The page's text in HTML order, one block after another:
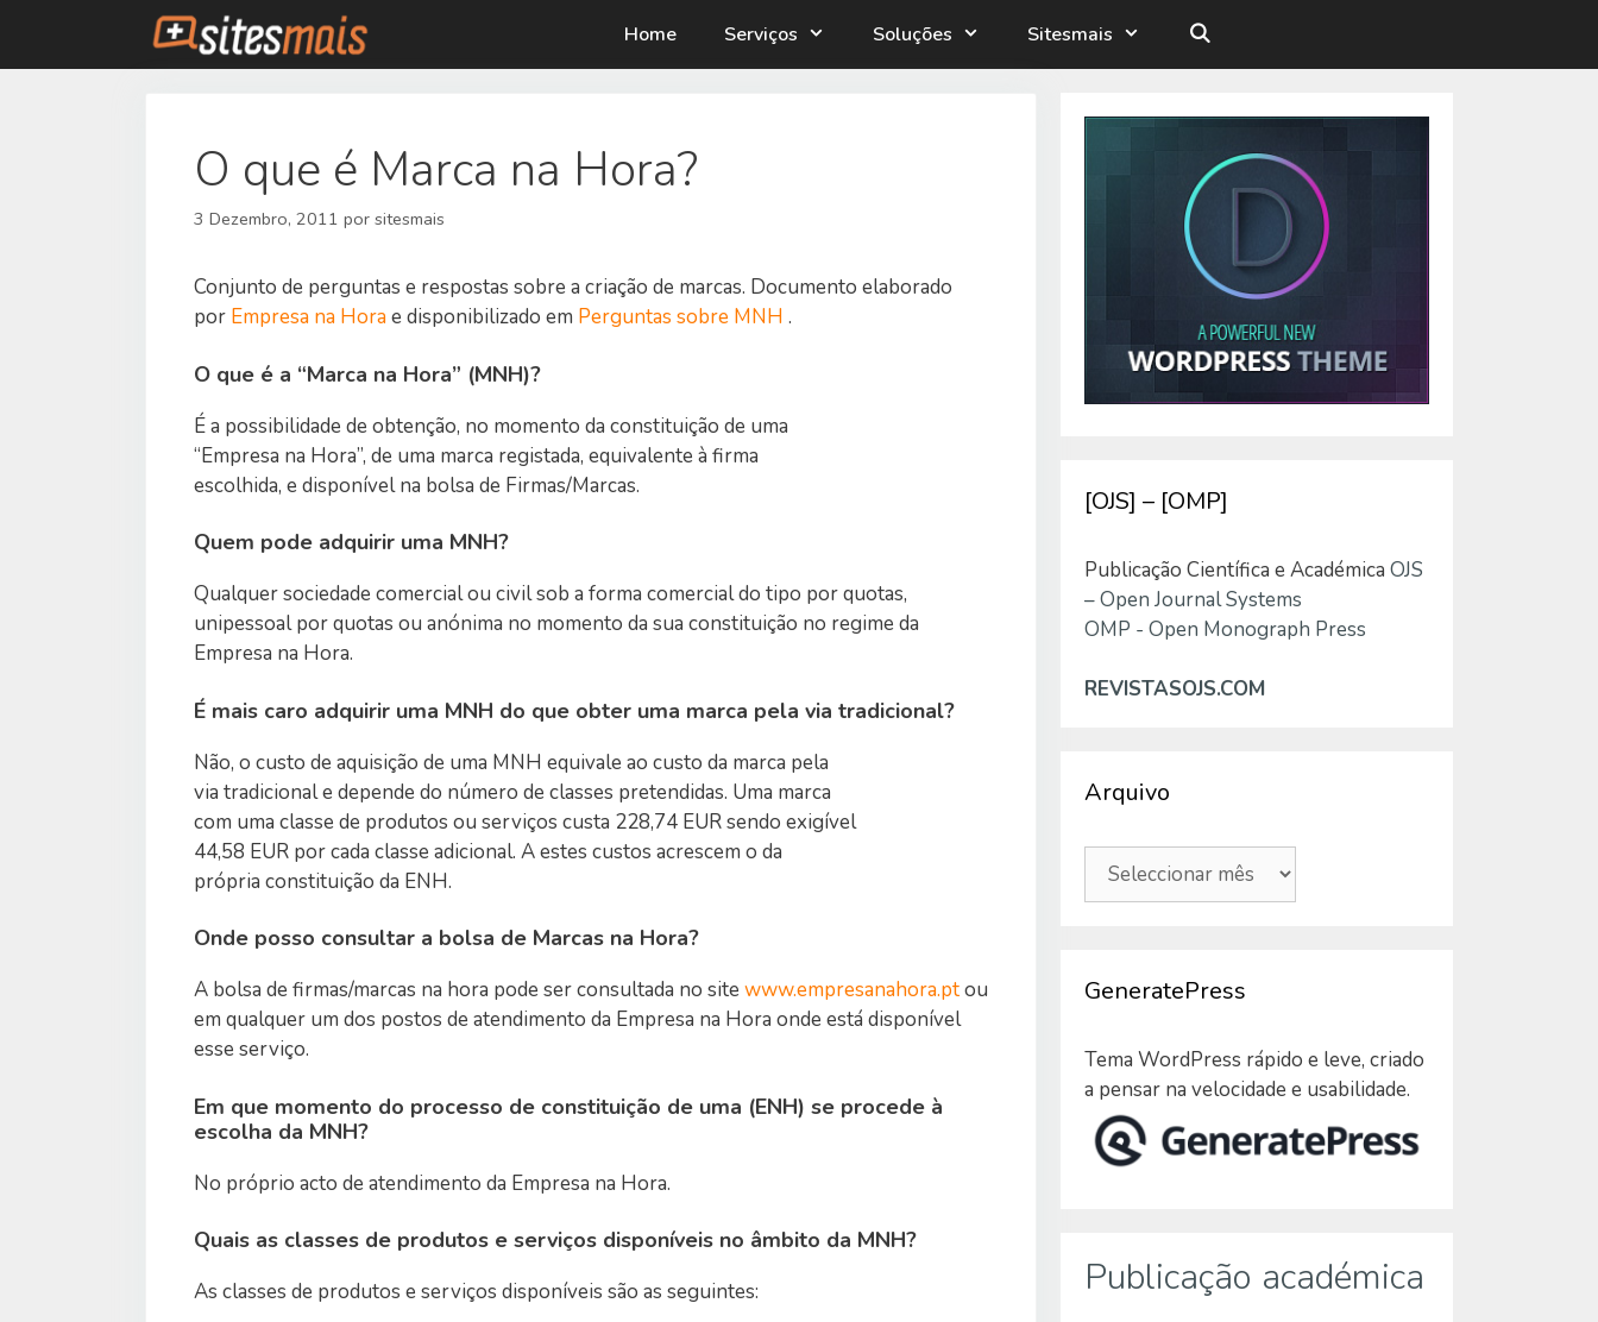
o
Home Serviços Soluções Sitesmais
O que é Marca na Hora?
3 Dezembro, 2011 por sitesmais
Conjunto de perguntas e respostas sobre a criação de marcas. Documento elaborado
por Empresa na Horae disponibilizado em Perguntas sobre MNH .
O que é a “Marca na Hora” (MNH)?
É a possibilidade de obtenção, no momento da constituição de uma
“Empresa na Hora”, de uma marca registada, equivalente à firma
escolhida, e disponível na bolsa de Firmas/Marcas.
Quem pode adquirir uma MNH?
Qualquer sociedade comercial ou civil sob a forma comercial do tipo por quotas,
unipessoal por quotas ou anónima no momento da sua constituição no regime da
Empresa na Hora.
É mais caro adquirir uma MNH do que obter uma marca pela via tradicional?
Não, o custo de aquisição de uma MNH equivale ao custo da marca pela
via tradicional e depende do número de classes pretendidas. Uma marca
com uma classe de produtos ou serviços custa 228,74 EUR sendo exigível
44,58 EUR por cada classe adicional. A estes custos acrescem o da
própria constituição da ENH.
Onde posso consultar a bolsa de Marcas na Hora?
A bolsa de firmas/marcas na hora pode ser consultada no site www.empresanahora.ptou
em qualquer um dos postos de atendimento da Empresa na Hora onde está disponível
esse serviço.
Em que momento do processo de constituição de uma (ENH) se procede à
escolha da MNH?
No próprio acto de atendimento da Empresa na Hora.
Quais as classes de produtos e serviços disponíveis no âmbito da MNH?
As classes de produtos e serviços disponíveis são as seguintes:
[OJS] – [OMP]
Publicação Científica e Académica OJS
– Open Journal Systems
OMP - Open Monograph Press
REVISTASOJS.COM
Arquivo
Arquivo
GeneratePress
Tema WordPress rápido e leve, criado
a pensar na velocidade e usabilidade.
Publicação académica